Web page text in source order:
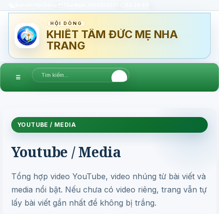
HỘI DÒNG
KHIẾT TÂM ĐỨC MẸ NHA
TRANG
☰
YOUTUBE / MEDIA
Youtube / Media
Tổng hợp video YouTube, video nhúng từ bài viết và
media nổi bật. Nếu chưa có video riêng, trang vẫn tự
lấy bài viết gần nhất để không bị trắng.